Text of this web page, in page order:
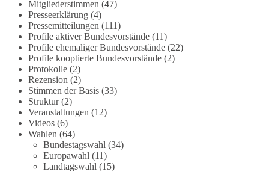
deutschland-trotz-rekordausbau-von-wind-und-
sonnenkraft-weniger-strom-erzeugt-ld.10006607
🟩🟩🟦🟦🟥🟥🟧🟧
„Wir brauchen dringend wettbewerbsfähige
Energiepreise und eine ideologiefreie
Diskussion“, meint der Demokratie-Bestatter.
Wie siehst du das?
🤝 Jetzt Politik für die Menschen mitgestalten:
https://diebasis.de/mitgliedschaft/
Mitgliederstimmen (47)
Presseerklärung(4)
Pressemitteilungen (111)
Profile aktiver Bundesvorstände(11)
Profile ehemaliger Bundesvorstände(22)
Profile kooptierte Bundesvorstände(2)
Protokolle(2)
Rezension (2)
Stimmen der Basis(33)
Struktur(2)
Veranstaltungen (12)
Videos(6)
Wahlen (64)
Bundestagswahl (34)
Europawahl (11)
Landtagswahl (15)